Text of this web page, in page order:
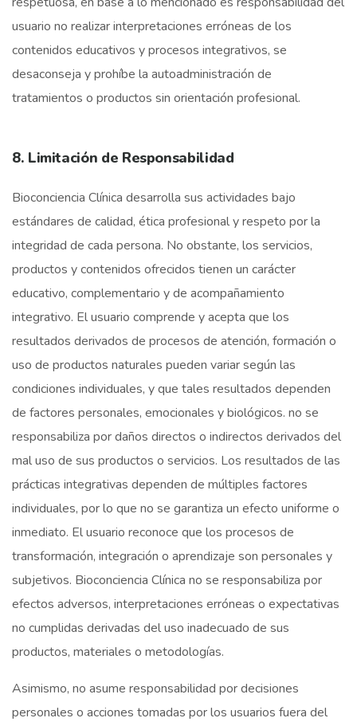
usuario no realizar interpretaciones erróneas de los
contenidos educativos y procesos integrativos, se
desaconseja y prohíbe la autoadministración de
tratamientos o productos sin orientación profesional.
8. Limitación de Responsabilidad
Bioconciencia Clínica desarrolla sus actividades bajo
estándares de calidad, ética profesional y respeto por la
integridad de cada persona. No obstante, los servicios,
productos y contenidos ofrecidos tienen un carácter
educativo, complementario y de acompañamiento
integrativo. El usuario comprende y acepta que los
resultados derivados de procesos de atención, formación o
uso de productos naturales pueden variar según las
condiciones individuales, y que tales resultados dependen
de factores personales, emocionales y biológicos. no se
responsabiliza por daños directos o indirectos derivados del
mal uso de sus productos o servicios. Los resultados de las
prácticas integrativas dependen de múltiples factores
individuales, por lo que no se garantiza un efecto uniforme o
inmediato. El usuario reconoce que los procesos de
transformación, integración o aprendizaje son personales y
subjetivos. Bioconciencia Clínica no se responsabiliza por
efectos adversos, interpretaciones erróneas o expectativas
no cumplidas derivadas del uso inadecuado de sus
productos, materiales o metodologías.
Asimismo, no asume responsabilidad por decisiones
personales o acciones tomadas por los usuarios fuera del